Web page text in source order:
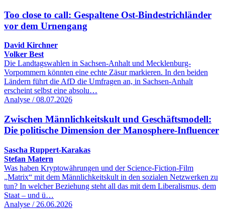
Too close to call: Gespaltene Ost-Bindestrichländer
vor dem Urnengang
David Kirchner
Volker Best
Die Landtagswahlen in Sachsen-Anhalt und Mecklenburg-
Vorpommern könnten eine echte Zäsur markieren. In den beiden
Ländern führt die AfD die Umfragen an, in Sachsen-Anhalt
erscheint selbst eine absolu…
Analyse / 08.07.2026
Zwischen Männlichkeitskult und Geschäftsmodell:
Die politische Dimension der Manosphere-Influencer
Sascha Ruppert-Karakas
Stefan Matern
Was haben Kryptowährungen und der Science-Fiction-Film
„Matrix“ mit dem Männlichkeitskult in den sozialen Netzwerken zu
tun? In welcher Beziehung steht all das mit dem Liberalismus, dem
Staat – und ü…
Analyse / 26.06.2026